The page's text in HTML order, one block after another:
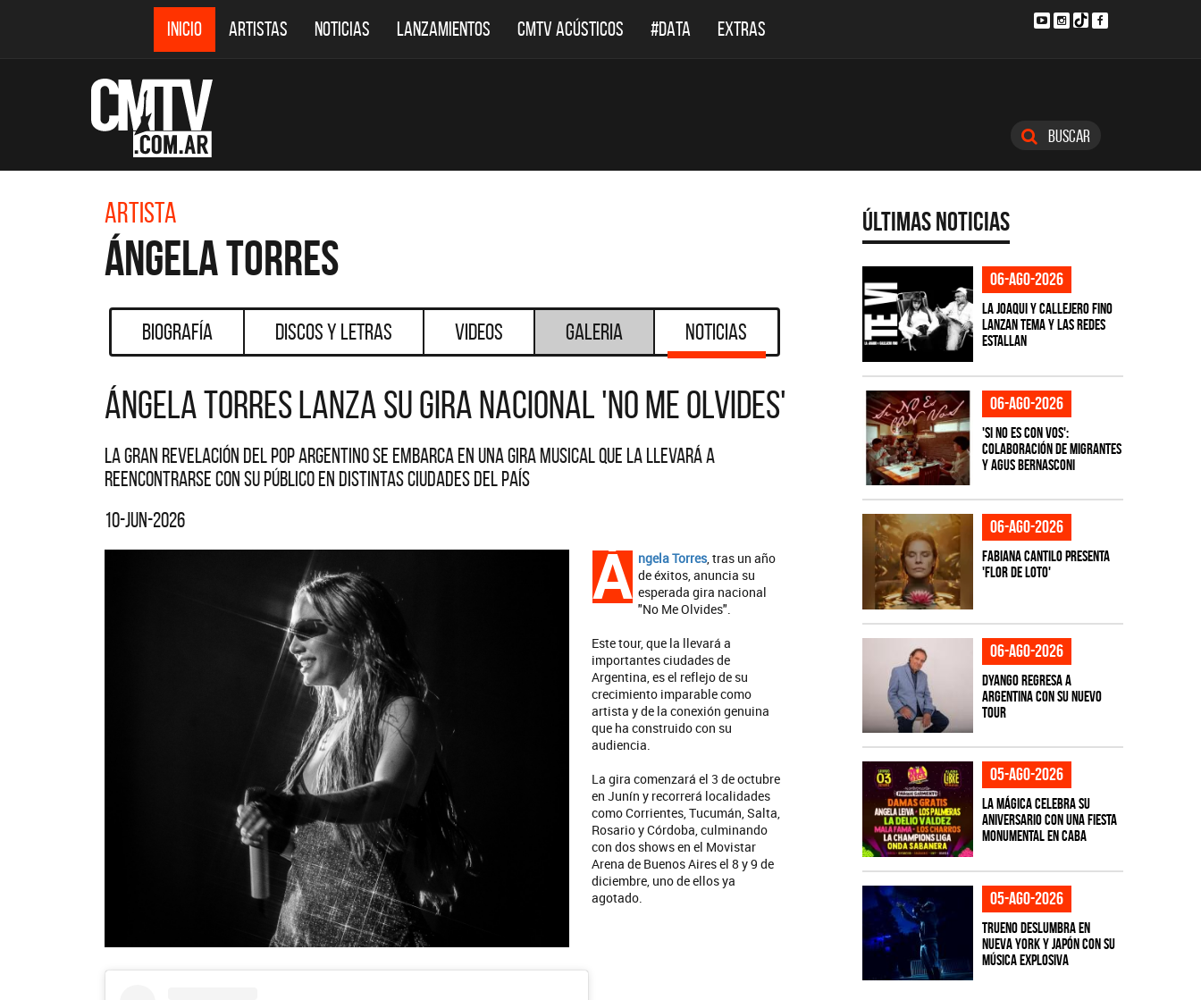
INICIO ARTISTAS NOTICIAS LANZAMIENTOS CMTV ACÚSTICOS #DATA EXTRAS
Buscar
Artista
Ángela Torres
Biografía Discos y Letras Videos Galeria Noticias
Ángela Torres lanza su gira nacional 'No Me Olvides'
La gran revelación del pop argentino se embarca en una gira musical que la llevará a
reencontrarse con su público en distintas ciudades del país
10-jun-2026
Á ngela Torres, tras un año
de éxitos, anuncia su
esperada gira nacional
"No Me Olvides".
Este tour, que la llevará a
importantes ciudades de
Argentina, es el reflejo de su
crecimiento imparable como
artista y de la conexión genuina
que ha construido con su
audiencia.
La gira comenzará el 3 de octubre
en Junín y recorrerá localidades
como Corrientes, Tucumán, Salta,
Rosario y Córdoba, culminando
con dos shows en el Movistar
Arena de Buenos Aires el 8 y 9 de
diciembre, uno de ellos ya
agotado.
Últimas Noticias
06-ago-2026
La Joaqui y Callejero Fino
lanzan tema y las redes
estallan
06-ago-2026
'Si No Es Con Vos':
colaboración de Migrantes
y Agus Bernasconi
06-ago-2026
Fabiana Cantilo presenta
'Flor de Loto'
06-ago-2026
Dyango regresa a
Argentina con su nuevo
tour
05-ago-2026
La Mágica celebra su
aniversario con una fiesta
monumental en CABA
05-ago-2026
TRUENO deslumbra en
Nueva York y Japón con su
música explosiva